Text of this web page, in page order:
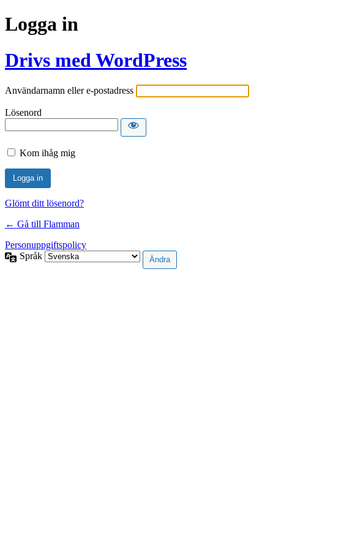
Logga in
Drivs med WordPress
Användarnamn eller e-postadress
Lösenord
Kom ihåg mig
Glömt ditt lösenord?
← Gå till Flamman
Personuppgiftspolicy
Språk